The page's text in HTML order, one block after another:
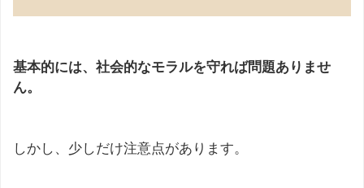
基本的には、社会的なモラルを守れば問題ありませ
ん。
しかし、少しだけ注意点があります。